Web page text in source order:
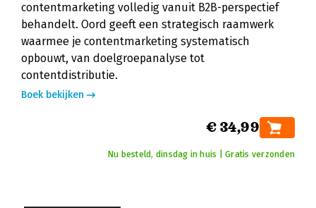
contentmarketing volledig vanuit B2B-perspectief
behandelt. Oord geeft een strategisch raamwerk
waarmee je contentmarketing systematisch
opbouwt, van doelgroepanalyse tot
contentdistributie.
Boek bekijken
€ 34,99
Nu besteld, dinsdag in huis | Gratis verzonden